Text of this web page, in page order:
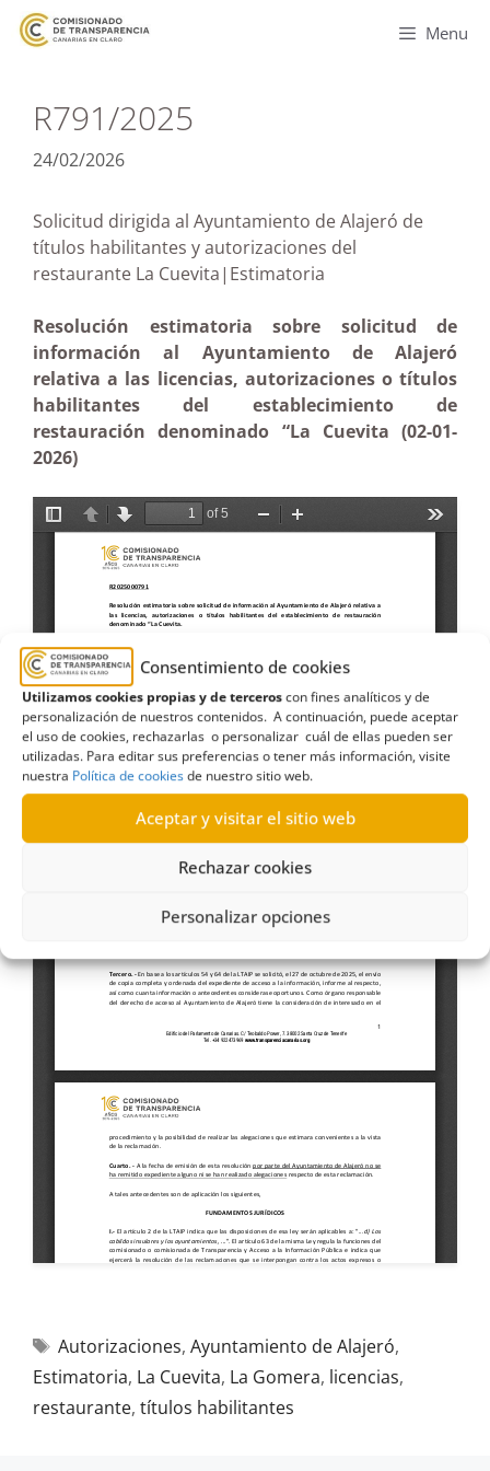
Consentimiento de cookies
Utilizamos cookies propias y de terceroscon fines analíticos y de
personalización de nuestros contenidos. A continuación, puede aceptar
el uso de cookies, rechazarlas o personalizar cuál de ellas pueden ser
utilizadas. Para editar sus preferencias o tener más información, visite
nuestra Política de cookiesde nuestro sitio web.
Aceptar y visitar el sitio web
Rechazar cookies
Personalizar opciones
Menu
R791/2025
24/02/2026
Solicitud dirigida al Ayuntamiento de Alajeró de
títulos habilitantes y autorizaciones del
restaurante La Cuevita|Estimatoria
Resolución estimatoria sobre solicitud de
información al Ayuntamiento de Alajeró
relativa a las licencias, autorizaciones o títulos
habilitantes del establecimiento de
restauración denominado “La Cuevita (02-01-
2026)
Autorizaciones, Ayuntamiento de Alajeró,
Estimatoria, La Cuevita, La Gomera, licencias,
restaurante, títulos habilitantes